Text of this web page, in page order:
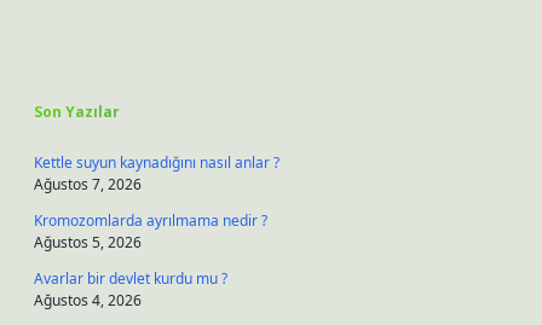
Son Yazılar
Kettle suyun kaynadığını nasıl anlar ?
Ağustos 7, 2026
Kromozomlarda ayrılmama nedir ?
Ağustos 5, 2026
Avarlar bir devlet kurdu mu ?
Ağustos 4, 2026